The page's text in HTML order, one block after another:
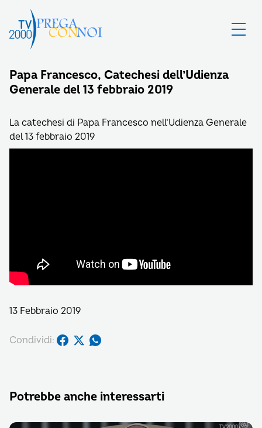
Papa Francesco, Catechesi dell’Udienza
Generale del 13 febbraio 2019
La catechesi di Papa Francesco nell’Udienza Generale
del 13 febbraio 2019
13 Febbraio 2019
Condividi:
Potrebbe anche interessarti